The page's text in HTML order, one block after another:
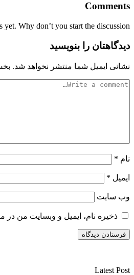
Comments
yet. Why don’t you start the discussion?
دیدگاهتان را بنویسید
نشانی ایمیل شما منتشر نخواهد شد.
نام *
ایمیل *
وب‌ سایت
ذخیره نام، ایمیل و وبسایت من در
Latest Post